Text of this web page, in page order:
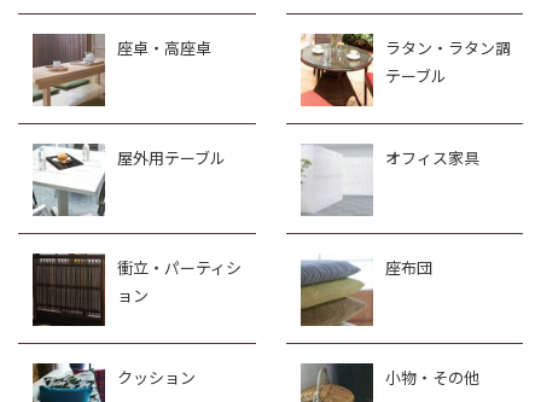
座卓・高座卓
ラタン・ラタン調
テーブル
屋外用テーブル オフィス家具
衝立・パーティシ
ョン
座布団
クッション 小物・その他